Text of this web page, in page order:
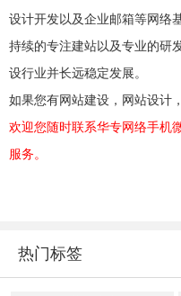
设计开发以及企业邮箱等网络
持续的专注建站以及专业的研
设行业并长远稳定发展。
如果您有网站建设，网站设计
欢迎您随时联系华专网络手机
服务。
热门标签